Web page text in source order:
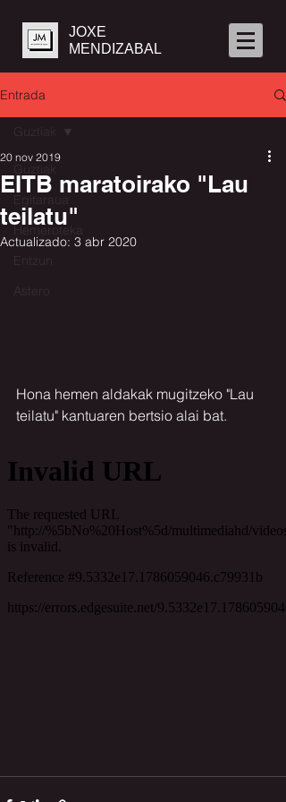
JOXE
MENDIZABAL
Entrada
Guztiak
Egitaraua
Hemeroteka
Entzun
Astero
Guztiak
EITB maratoirako "Lau
teilatu"
20 nov 2019
Actualizado: 3 abr 2020
Hona hemen aldakak mugitzeko "Lau
teilatu" kantuaren bertsio alai bat.